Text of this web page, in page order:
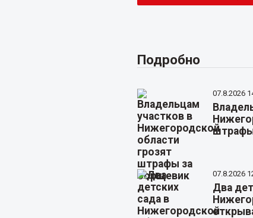
Подробно
07.8.2026
07.8.2026
Два